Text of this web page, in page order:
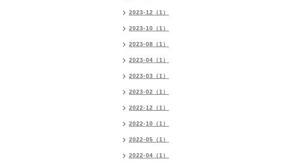
2023-12（1）
2023-10（1）
2023-08（1）
2023-04（1）
2023-03（1）
2023-02（1）
2022-12（1）
2022-10（1）
2022-05（1）
2022-04（1）